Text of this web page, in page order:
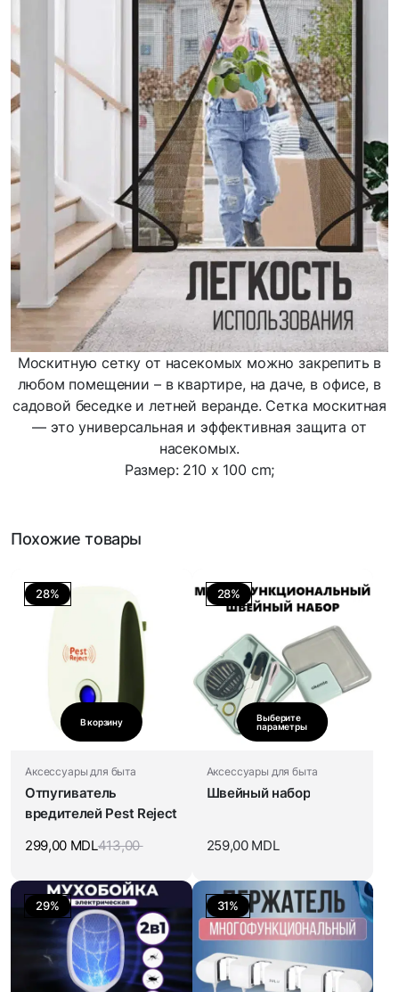
Москитную сетку от насекомых можно закрепить в
любом помещении – в квартире, на даче, в офисе, в
садовой беседке и летней веранде. Сетка москитная
— это универсальная и эффективная защита от
насекомых.
Размер: 210 x 100 cm;
Похожие товары
28%
В корзину
Аксессуары для быта
Отпугиватель
вредителей Pest Reject
413,00
299,00 MDL
28%
Выберите
параметры
Аксессуары для быта
Швейный набор
259,00 MDL
29% 31%